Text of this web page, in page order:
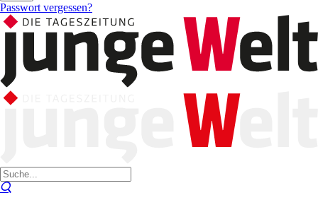
Passwort vergessen?